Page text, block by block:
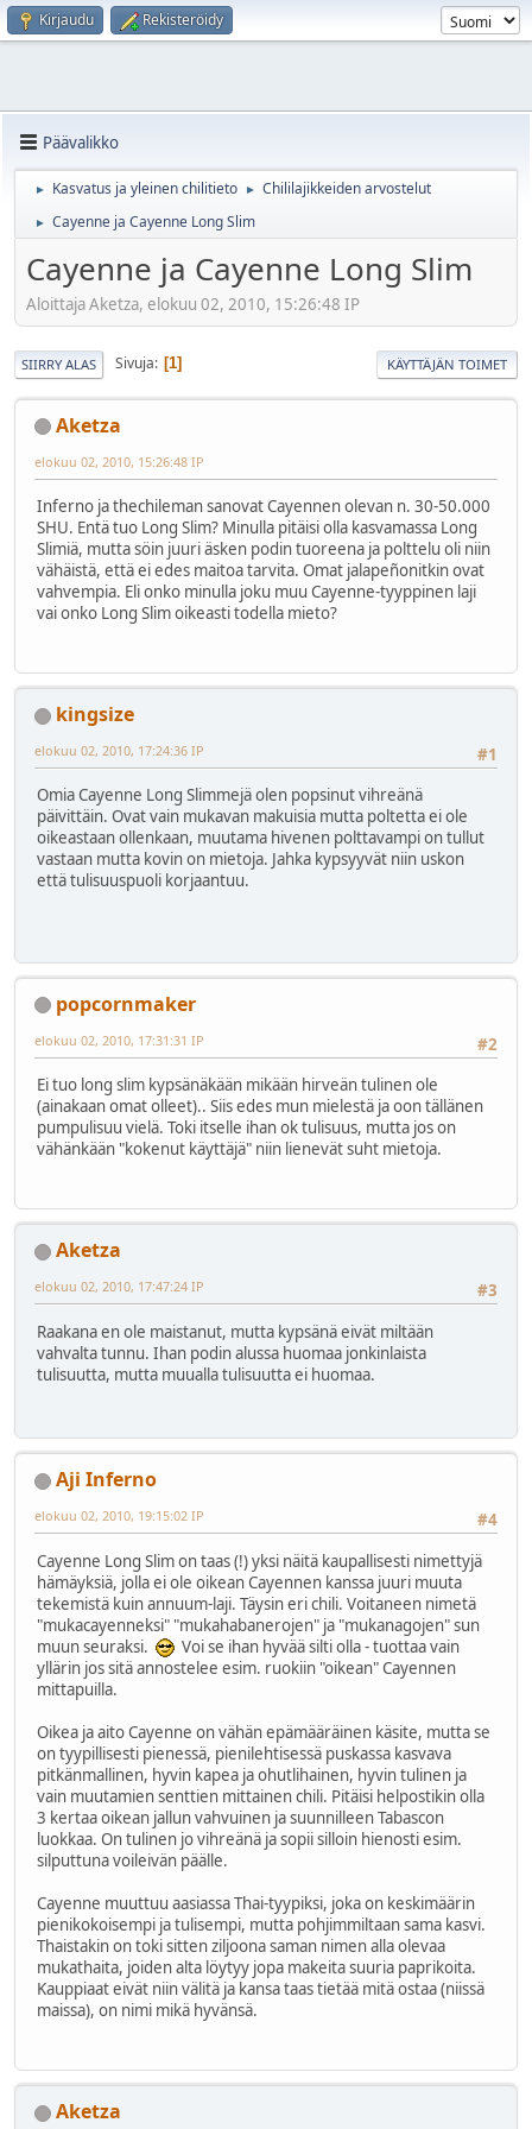
Kirjaudu Rekisteröidy
Päävalikko
► Kasvatus ja yleinen chilitieto ► Chililajikkeiden arvostelut
► Cayenne ja Cayenne Long Slim
Cayenne ja Cayenne Long Slim
Aloittaja Aketza, elokuu 02, 2010, 15:26:48 IP
SIIRRY ALAS Sivuja 1 KÄYTTÄJÄN TOIMET
Aketza
elokuu 02, 2010, 15:26:48 IP
Inferno ja thechileman sanovat Cayennen olevan n. 30-50.000
SHU. Entä tuo Long Slim? Minulla pitäisi olla kasvamassa Long
Slimiä, mutta söin juuri äsken podin tuoreena ja polttelu oli niin
vähäistä, että ei edes maitoa tarvita. Omat jalapeñonitkin ovat
vahvempia. Eli onko minulla joku muu Cayenne-tyyppinen laji
vai onko Long Slim oikeasti todella mieto?
kingsize
#1
elokuu 02, 2010, 17:24:36 IP
Omia Cayenne Long Slimmejä olen popsinut vihreänä
päivittäin. Ovat vain mukavan makuisia mutta poltetta ei ole
oikeastaan ollenkaan, muutama hivenen polttavampi on tullut
vastaan mutta kovin on mietoja. Jahka kypsyyvät niin uskon
että tulisuuspuoli korjaantuu.
popcornmaker
#2
elokuu 02, 2010, 17:31:31 IP
Ei tuo long slim kypsänäkään mikään hirveän tulinen ole
(ainakaan omat olleet).. Siis edes mun mielestä ja oon tällänen
pumpulisuu vielä. Toki itselle ihan ok tulisuus, mutta jos on
vähänkään "kokenut käyttäjä" niin lienevät suht mietoja.
Aketza
#3
elokuu 02, 2010, 17:47:24 IP
Raakana en ole maistanut, mutta kypsänä eivät miltään
vahvalta tunnu. Ihan podin alussa huomaa jonkinlaista
tulisuutta, mutta muualla tulisuutta ei huomaa.
Aji Inferno
#4
elokuu 02, 2010, 19:15:02 IP
Cayenne Long Slim on taas (!) yksi näitä kaupallisesti nimettyjä
hämäyksiä, jolla ei ole oikean Cayennen kanssa juuri muuta
tekemistä kuin annuum-laji. Täysin eri chili. Voitaneen nimetä
"mukacayenneksi" "mukahabanerojen" ja "mukanagojen" sun
muun seuraksi.
Voi se ihan hyvää silti olla - tuottaa vain
yllärin jos sitä annostelee esim. ruokiin "oikean" Cayennen
mittapuilla.
Oikea ja aito Cayenne on vähän epämääräinen käsite, mutta se
on tyypillisesti pienessä, pienilehtisessä puskassa kasvava
pitkänmallinen, hyvin kapea ja ohutlihainen, hyvin tulinen ja
vain muutamien senttien mittainen chili. Pitäisi helpostikin olla
3 kertaa oikean jallun vahvuinen ja suunnilleen Tabascon
luokkaa. On tulinen jo vihreänä ja sopii silloin hienosti esim.
silputtuna voileivän päälle.
Cayenne muuttuu aasiassa Thai-tyypiksi, joka on keskimäärin
pienikokoisempi ja tulisempi, mutta pohjimmiltaan sama kasvi.
Thaistakin on toki sitten ziljoona saman nimen alla olevaa
mukathaita, joiden alta löytyy jopa makeita suuria paprikoita.
Kauppiaat eivät niin välitä ja kansa taas tietää mitä ostaa (niissä
maissa), on nimi mikä hyvänsä.
Aketza